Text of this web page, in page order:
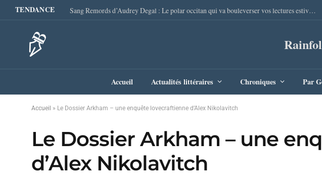
TENDANCE Sang Remords d’Audrey Degal : Le polar occitan qui va bouleverser vos lectures estivales
Accueil Actualités littéraires Chroniques Par
Accueil » Le Dossier Arkham – une enquête lovecraftienne d’Alex Nikolavitch
Le Dossier Arkham – une
d’Alex Nikolavitch